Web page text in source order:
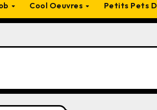
Cool Oeuvres Petits Pets